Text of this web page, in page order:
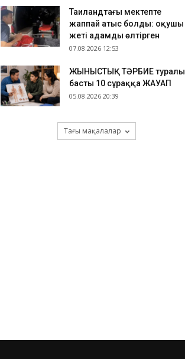
Таиландтағы мектепте
жаппай атыс болды: оқушы
жеті адамды өлтірген
07.08.2026 12:53
ЖЫНЫСТЫҚ ТӘРБИЕ туралы
басты 10 сұраққа ЖАУАП
05.08.2026 20:39
Тағы мақалалар